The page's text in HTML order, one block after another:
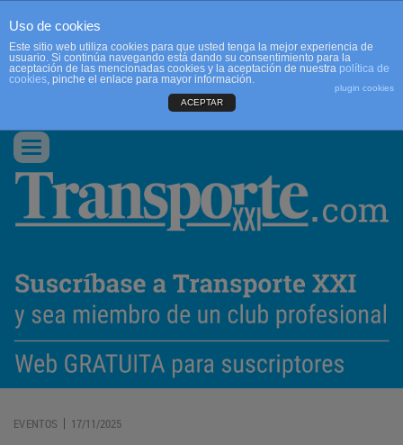
CONTACTO
Conmutar
navegación
EVENTOS | 17/11/2025
Uso de cookies
Este sitio web utiliza cookies para que usted tenga la mejor experiencia de
usuario. Si continúa navegando está dando su consentimiento para la
aceptación de las mencionadas cookies y la aceptación de nuestra política de
cookies, pinche el enlace para mayor información.
plugin cookies
ACEPTAR